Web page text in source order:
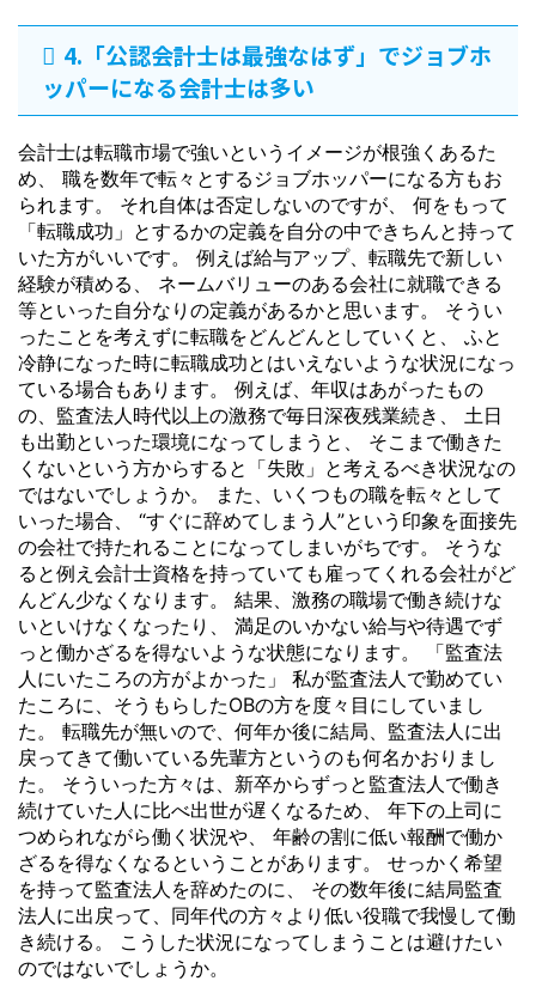
4.「公認会計士は最強なはず」でジョブホ
ッパーになる会計士は多い
会計士は転職市場で強いというイメージが根強くあるた
め、 職を数年で転々とするジョブホッパーになる方もお
られます。 それ自体は否定しないのですが、 何をもって
「転職成功」とするかの定義を自分の中できちんと持って
いた方がいいです。 例えば給与アップ、転職先で新しい
経験が積める、 ネームバリューのある会社に就職できる
等といった自分なりの定義があるかと思います。 そうい
ったことを考えずに転職をどんどんとしていくと、 ふと
冷静になった時に転職成功とはいえないような状況になっ
ている場合もあります。 例えば、年収はあがったもの
の、監査法人時代以上の激務で毎日深夜残業続き、 土日
も出勤といった環境になってしまうと、 そこまで働きた
くないという方からすると「失敗」と考えるべき状況なの
ではないでしょうか。 また、いくつもの職を転々として
いった場合、 “すぐに辞めてしまう人”という印象を面接先
の会社で持たれることになってしまいがちです。 そうな
ると例え会計士資格を持っていても雇ってくれる会社がど
んどん少なくなります。 結果、激務の職場で働き続けな
いといけなくなったり、 満足のいかない給与や待遇でず
っと働かざるを得ないような状態になります。 「監査法
人にいたころの方がよかった」 私が監査法人で勤めてい
たころに、そうもらしたOBの方を度々目にしていまし
た。 転職先が無いので、何年か後に結局、監査法人に出
戻ってきて働いている先輩方というのも何名かおりまし
た。 そういった方々は、新卒からずっと監査法人で働き
続けていた人に比べ出世が遅くなるため、 年下の上司に
つめられながら働く状況や、 年齢の割に低い報酬で働か
ざるを得なくなるということがあります。 せっかく希望
を持って監査法人を辞めたのに、 その数年後に結局監査
法人に出戻って、同年代の方々より低い役職で我慢して働
き続ける。 こうした状況になってしまうことは避けたい
のではないでしょうか。